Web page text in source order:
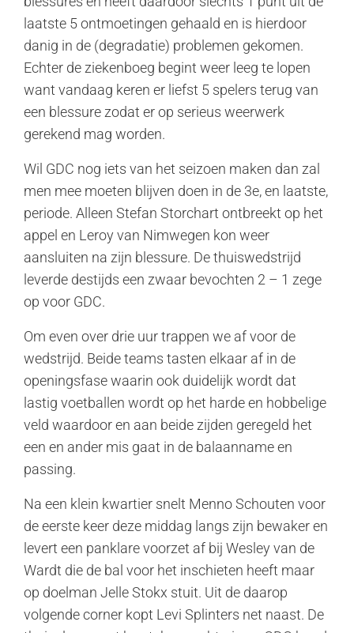
laatste 5 ontmoetingen gehaald en is hierdoor
danig in de (degradatie) problemen gekomen.
Echter de ziekenboeg begint weer leeg te lopen
want vandaag keren er liefst 5 spelers terug van
een blessure zodat er op serieus weerwerk
gerekend mag worden.
Wil GDC nog iets van het seizoen maken dan zal
men mee moeten blijven doen in de 3e, en laatste,
periode. Alleen Stefan Storchart ontbreekt op het
appel en Leroy van Nimwegen kon weer
aansluiten na zijn blessure. De thuiswedstrijd
leverde destijds een zwaar bevochten 2 – 1 zege
op voor GDC.
Om even over drie uur trappen we af voor de
wedstrijd. Beide teams tasten elkaar af in de
openingsfase waarin ook duidelijk wordt dat
lastig voetballen wordt op het harde en hobbelige
veld waardoor en aan beide zijden geregeld het
een en ander mis gaat in de balaanname en
passing.
Na een klein kwartier snelt Menno Schouten voor
de eerste keer deze middag langs zijn bewaker en
levert een panklare voorzet af bij Wesley van de
Wardt die de bal voor het inschieten heeft maar
op doelman Jelle Stokx stuit. Uit de daarop
volgende corner kopt Levi Splinters net naast. De